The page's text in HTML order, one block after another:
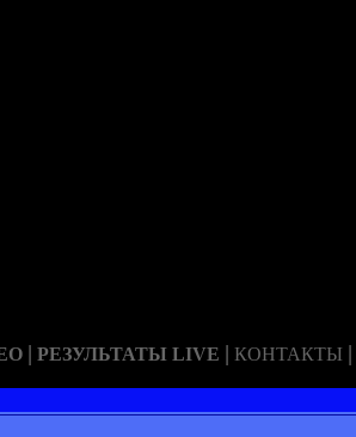
| РЕЗУЛЬТАТЫ LIVE | КОНТАКТЫ |